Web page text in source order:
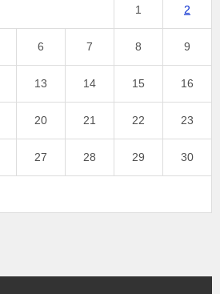
1 2
6 7 8 9
13 14 15 16
20 21 22 23
27 28 29 30